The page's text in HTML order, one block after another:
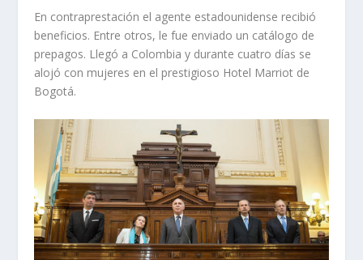
En contraprestación el agente estadounidense recibió
beneficios. Entre otros, le fue enviado un catálogo de
prepagos. Llegó a Colombia y durante cuatro días se
alojó con mujeres en el prestigioso Hotel Marriot de
Bogotá.